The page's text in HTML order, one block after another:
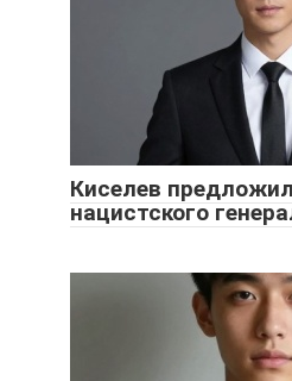
Киселев
нацистского